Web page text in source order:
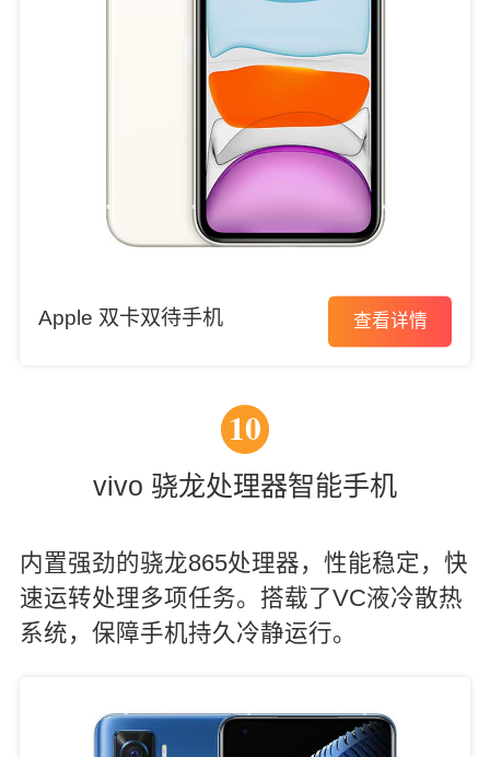
Apple 双卡双待手机 查看详情
10
vivo 骁龙处理器智能手机
内置强劲的骁龙865处理器，性能稳定，快
速运转处理多项任务。搭载了VC液冷散热
系统，保障手机持久冷静运行。